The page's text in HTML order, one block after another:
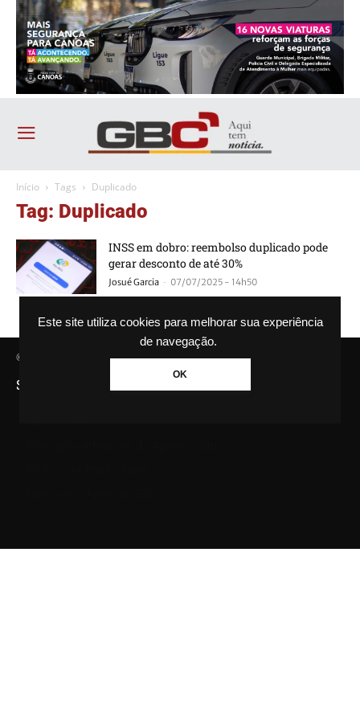
Este site utiliza cookies para melhorar sua experiência
de navegação.
OK
Início Tags Duplicado
Tag: Duplicado
INSS em dobro: reembolso duplicado pode
gerar desconto de até 30%
Josué Garcia - 07/07/2025 - 14h50
© Agência GBC. Aqui tem notícia. Todos os direitos reservados.
SAIBA MAIS SOBRE A AGÊNCIA GBC